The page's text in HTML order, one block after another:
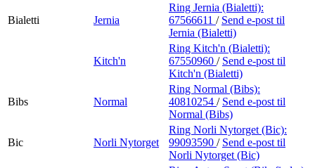
Bialetti Jernia
Ring Jernia (Bialetti):
67566611 / Send e-post til
Jernia (Bialetti)
Kitch'n
Ring Kitch'n (Bialetti):
67550960 / Send e-post til
Kitch'n (Bialetti)
Bibs Normal
Ring Normal (Bibs):
40810254 / Send e-post til
Normal (Bibs)
Bic Norli Nytorget
Ring Norli Nytorget (Bic):
99093590 / Send e-post til
Norli Nytorget (Bic)